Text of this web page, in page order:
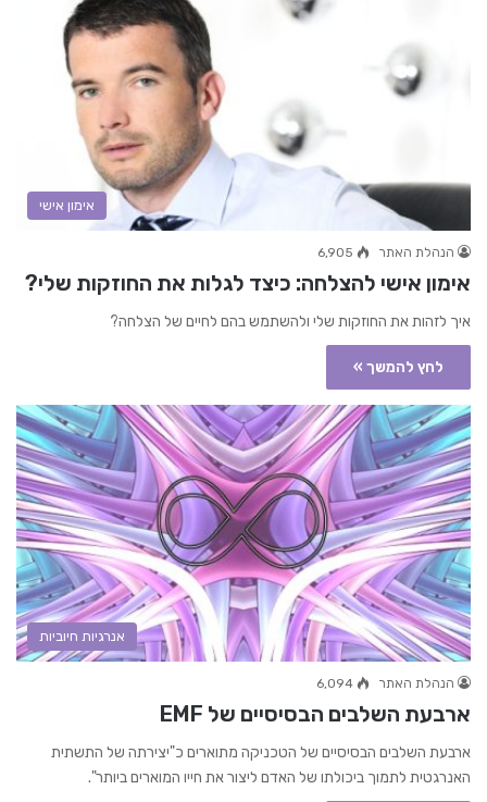
אימון אישי
הנהלת האתר 6,905
אימון אישי להצלחה: כיצד לגלות את החוזקות שלי?
איך לזהות את החוזקות שלי ולהשתמש בהם לחיים של הצלחה?
לחץ להמשך »
אנרגיות חיוביות
הנהלת האתר 6,094
ארבעת השלבים הבסיסיים של EMF
ארבעת השלבים הבסיסיים של הטכניקה מתוארים כ"יצירתה של התשתית
האנרגטית לתמוך ביכולתו של האדם ליצור את חייו המוארים ביותר".